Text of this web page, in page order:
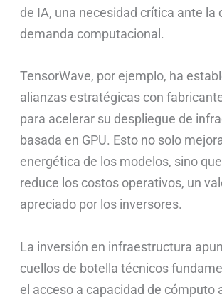
de IA, una necesidad crítica ante la
demanda computacional.
TensorWave, por ejemplo, ha
alianzas estratégicas con
para acelerar su despliegue de
basada en GPU. Esto no solo
energética de los modelos, sino
reduce los costos operativos, un
apreciado por los inversores.
La inversión en infraestructura
cuellos de botella técnicos
el acceso a capacidad de cómputo